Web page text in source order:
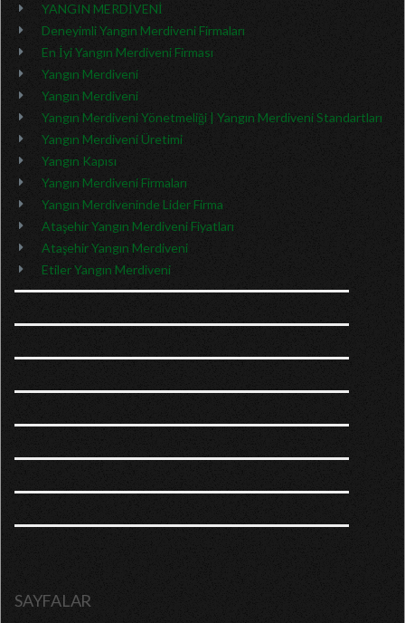
YANGIN MERDİVENİ
Deneyimli Yangın Merdiveni Firmaları
En İyi Yangın Merdiveni Firması
Yangın Merdiveni
Yangın Merdiveni
Yangın Merdiveni Yönetmeliği | Yangın Merdiveni Standartları
Yangın Merdiveni Üretimi
Yangın Kapısı
Yangın Merdiveni Firmaları
Yangın Merdiveninde Lider Firma
Ataşehir Yangın Merdiveni Fiyatları
Ataşehir Yangın Merdiveni
Etiler Yangın Merdiveni
SAYFALAR